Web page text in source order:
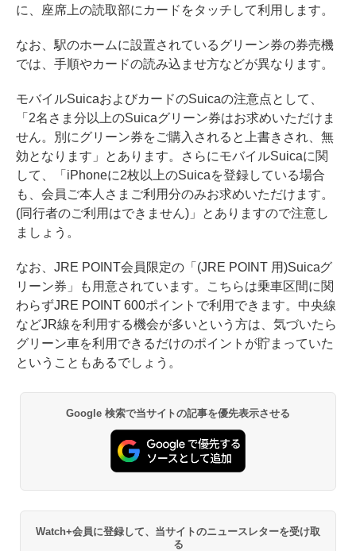
に、座席上の読取部にカードをタッチして利用します。
なお、駅のホームに設置されているグリーン券の券売機
では、手順やカードの読み込ませ方などが異なります。
モバイルSuicaおよびカードのSuicaの注意点として、
「2名さま分以上のSuicaグリーン券はお求めいただけま
せん。別にグリーン券をご購入されると上書きされ、無
効となります」とあります。さらにモバイルSuicaに関
して、「iPhoneに2枚以上のSuicaを登録している場合
も、会員ご本人さまご利用分のみお求めいただけます。
(同行者のご利用はできません)」とありますので注意し
ましょう。
なお、JRE POINT会員限定の「(JRE POINT 用)Suicaグ
リーン券」も用意されています。こちらは乗車区間に関
わらずJRE POINT 600ポイントで利用できます。中央線
などJR線を利用する機会が多いという方は、気づいたら
グリーン車を利用できるだけのポイントが貯まっていた
ということもあるでしょう。
Google 検索で当サイトの記事を優先表示させる
Watch+会員に登録して、当サイトのニュースレターを受け取
る